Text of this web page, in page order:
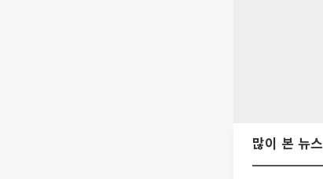
많이 본 뉴스